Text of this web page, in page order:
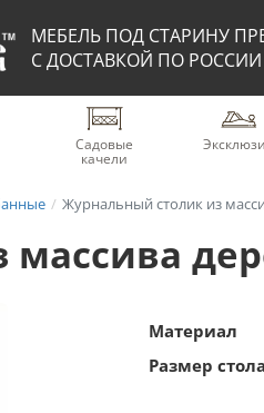
МЕБЕЛЬ ПОД СТАРИНУ
С ДОСТАВКОЙ ПО РОССИИ
Садовые
качели
Журнальный столик из
Материал
Размер стола